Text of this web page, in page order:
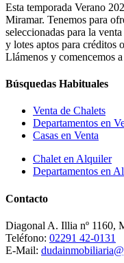
Esta temporada Verano
Miramar. Tenemos para
seleccionadas para la
y lotes aptos para créditos
Llámenos y comencemos
Búsquedas Habituales
Venta de Chalets
Departamentos en
Casas en Venta
Chalet en Alquiler
Departamentos en
Contacto
Diagonal A. Illia nº 1160,
Teléfono: 02291 42-0131
E-Mail: